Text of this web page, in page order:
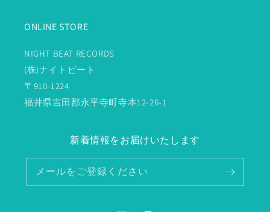
ONLINE STORE
NIGHT BEAT RECORDS
(株)ナイトビート
〒910-1224
福井県吉田郡永平寺町寺本12-26-1
新着情報をお届けいたします
メールをご登録ください